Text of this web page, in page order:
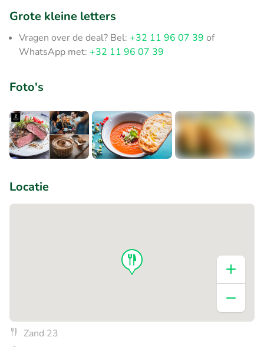
Grote kleine letters
Vragen over de deal? Bel: +32 11 96 07 39 of
WhatsApp met: +32 11 96 07 39
Foto's
Locatie
Zand 23